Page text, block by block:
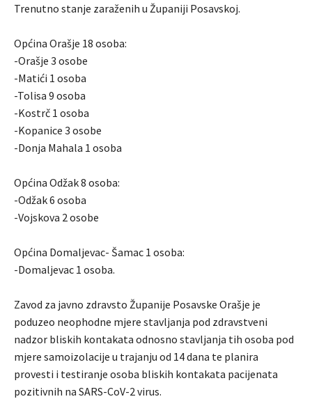
Trenutno stanje zaraženih u Županiji Posavskoj.
Općina Orašje 18 osoba:
-Orašje 3 osobe
-Matići 1 osoba
-Tolisa 9 osoba
-Kostrč 1 osoba
-Kopanice 3 osobe
-Donja Mahala 1 osoba
Općina Odžak 8 osoba:
-Odžak 6 osoba
-Vojskova 2 osobe
Općina Domaljevac- Šamac 1 osoba:
-Domaljevac 1 osoba.
Zavod za javno zdravsto Županije Posavske Orašje je
poduzeo neophodne mjere stavljanja pod zdravstveni
nadzor bliskih kontakata odnosno stavljanja tih osoba pod
mjere samoizolacije u trajanju od 14 dana te planira
provesti i testiranje osoba bliskih kontakata pacijenata
pozitivnih na SARS-CoV-2 virus.